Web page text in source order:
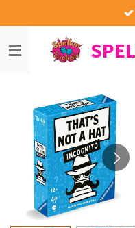
direct
naar
de